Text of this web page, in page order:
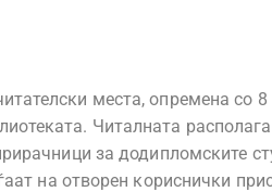
места, опремена со 8
Читалната
за додипломските
на отворен кориснички